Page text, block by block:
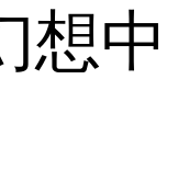
想中